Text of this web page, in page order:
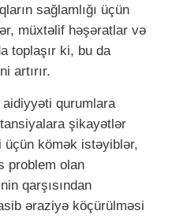
sağlamlığı üçün
müxtəlif həşəratlar və
toplaşır ki, bu da
artırır.
qurumlara
şikayətlər
üçün kömək istəyiblər,
problem olan
qarşısından
əraziyə köçürülməsi